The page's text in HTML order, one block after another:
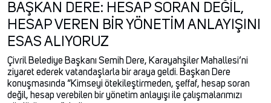
BAŞKAN DERE: HESAP SORAN DEĞİL,
HESAP VEREN BİR YÖNETİM ANLAYIŞINI
ESAS ALIYORUZ
Çivril Belediye Başkanı Semih Dere, Karayahşiler Mahallesi’ni
ziyaret ederek vatandaşlarla bir araya geldi. Başkan Dere
konuşmasında “Kimseyi ötekileştirmeden, şeffaf, hesap soran
değil, hesap verebilen bir yönetim anlayışı ile çalışmalarımızı